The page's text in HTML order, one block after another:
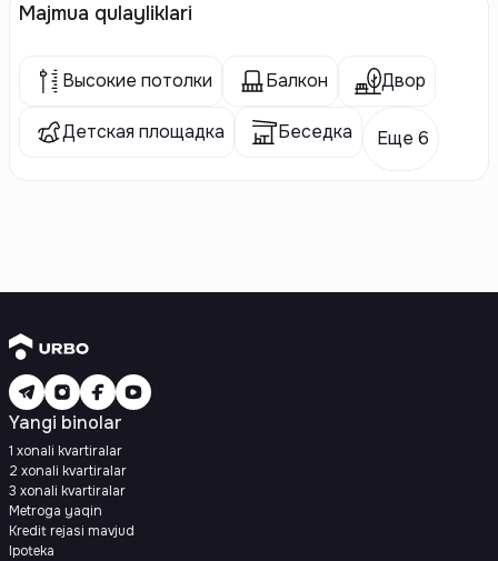
Majmua qulayliklari
Высокие потолки Балкон Двор
Детская площадка Беседка Еще 6
Yangi binolar
1 xonali kvartiralar
2 xonali kvartiralar
3 xonali kvartiralar
Metroga yaqin
Kredit rejasi mavjud
Ipoteka